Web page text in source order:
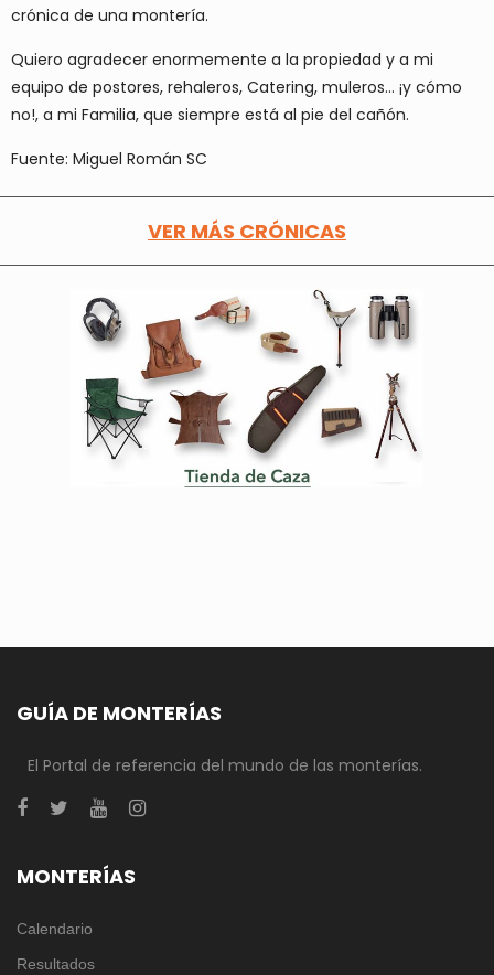
crónica de una montería.
Quiero agradecer enormemente a la propiedad y a mi
equipo de postores, rehaleros, Catering, muleros… ¡y cómo
no!, a mi Familia, que siempre está al pie del cañón.
Fuente: Miguel Román SC
VER MÁS CRÓNICAS
GUÍA DE MONTERÍAS
El Portal de referencia del mundo de las monterías.
MONTERÍAS
Calendario
Resultados